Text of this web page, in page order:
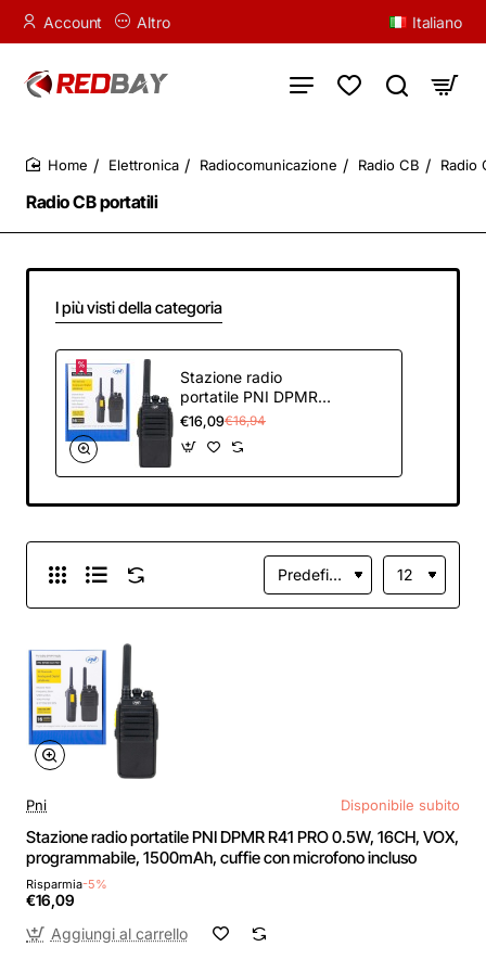
Account Altro Italiano
Radio CB portatili
Elettronica Radiocomunicazione Radio CB Radio
I più visti della categoria
Stazione radio
portatile PNI DPMR
R41 PRO 0.5W,
16CH, VOX,
programmabile,
1500mAh, cuffie con
€16,09€16,94
Pni Disponibile subito
Stazione radio portatile PNI DPMR R41 PRO 0.5W, 16CH, VOX,
programmabile, 1500mAh, cuffie con microfono incluso
Risparmia-5%
€16,09
Aggiungi al carrello